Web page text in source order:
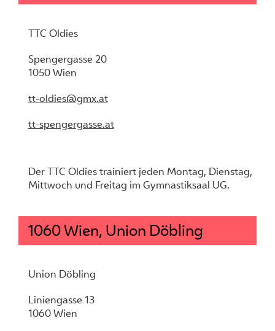
TTC Oldies
Spengergasse 20
1050 Wien
tt-oldies@gmx.at
tt-spengergasse.at
Der TTC Oldies trainiert jeden Montag, Dienstag,
Mittwoch und Freitag im Gymnastiksaal UG.
1060 Wien, Union Döbling
Union Döbling
Liniengasse 13
1060 Wien